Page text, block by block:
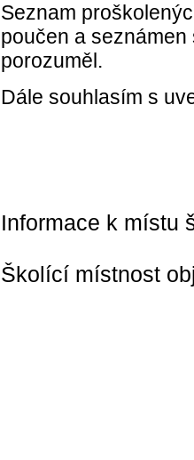
Seznam
poučen a
porozuměl.
Dále souhlasím s
Informace k místu
Školící místnost